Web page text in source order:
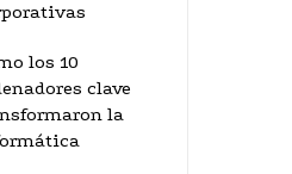
los 10
clave
la